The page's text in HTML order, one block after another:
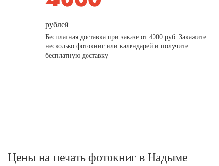
рублей
Бесплатная доставка при заказе от 4000 руб. Закажите
несколько фотокниг или календарей и получите
бесплатную доставку
Цены на печать фотокниг в Надыме